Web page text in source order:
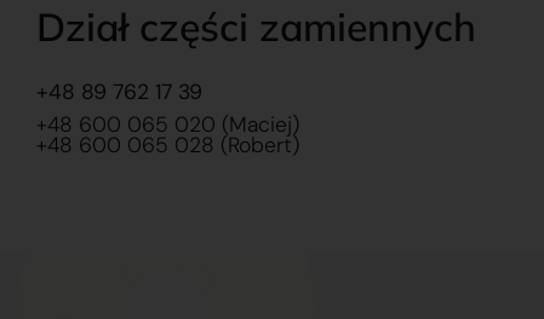
Dział części zamiennych
+48 89 762 17 39
+48 600 065 020 (Maciej)
+48 600 065 028 (Robert)